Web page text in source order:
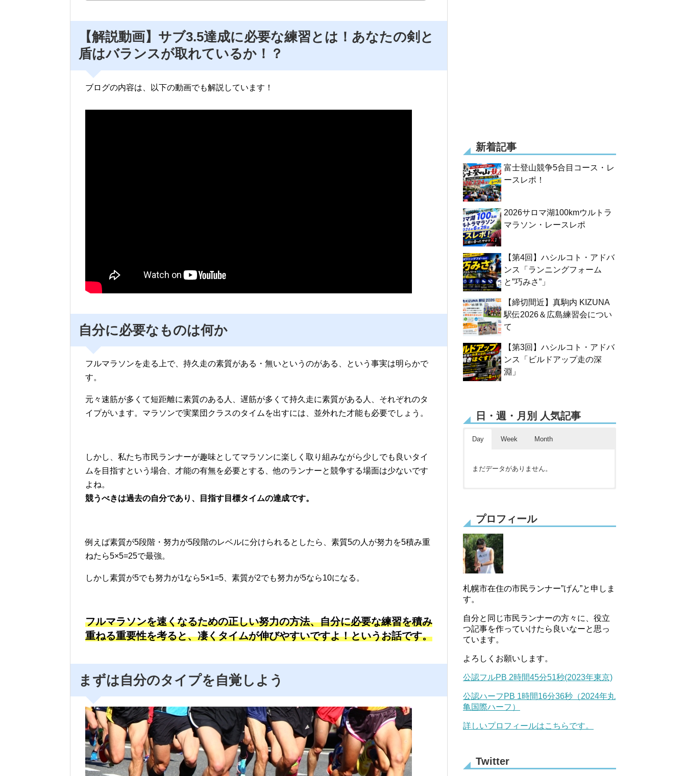
【解説動画】 サブ3.5達成に必要な練習とは！あなたの剣と
盾はバランスが取れているか！？
ブログの内容は、以下の動画でも解説しています！
自分に必要なものは何か
フルマラソンを走る上で、持久走の素質がある・無いというのがある、という事実は明らかで
す。
元々速筋が多くて短距離に素質のある人、遅筋が多くて持久走に素質がある人、それぞれのタ
イプがいます。マラソンで実業団クラスのタイムを出すには、並外れた才能も必要でしょう。
しかし、私たち市民ランナーが趣味としてマラソンに楽しく取り組みながら少しでも良いタイ
ムを目指すという場合、才能の有無を必要とする、他のランナーと競争する場面は少ないです
よね。
競うべきは過去の自分であり、目指す目標タイムの達成です。
例えば素質が5段階・努力が5段階のレベルに分けられるとしたら、素質5の人が努力を5積み重
ねたら5×5=25で最強。
しかし素質が5でも努力が1なら5×1=5、素質が2でも努力が5なら10になる。
フルマラソンを速くなるための正しい努力の方法、自分に必要な練習を積み
重ねる重要性を考ると、凄くタイムが伸びやすいですよ！というお話です。
まずは自分のタイプを自覚しよう
新着記事
富士登山競争5合目コース・レ
ースレポ！
2026サロマ湖100kmウルトラ
マラソン・レースレポ
【第4回】ハシルコト・アドバ
ンス「ランニングフォーム
と”巧みさ”」
【締切間近】真駒内 KIZUNA
駅伝2026＆広島練習会につい
て
【第3回】ハシルコト・アドバ
ンス「ビルドアップ走の深
淵」
日・週・月別 人気記事
Day Week Month
まだデータがありません。
プロフィール
札幌市在住の市民ランナー”げん”と申しま
す。
自分と同じ市民ランナーの方々に、役立
つ記事を作っていけたら良いなーと思っ
ています。
よろしくお願いします。
公認フルPB 2時間45分51秒(2023年東京)
公認ハーフPB 1時間16分36秒（2024年丸
亀国際ハーフ）
詳しいプロフィールはこちらです。
Twitter